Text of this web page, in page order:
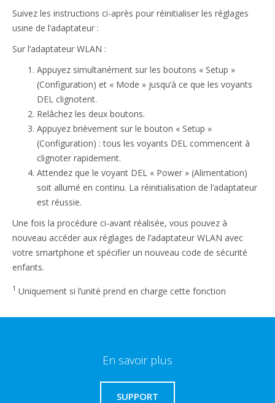
Suivez les instructions ci-après pour réinitialiser les réglages
usine de l’adaptateur :
Sur l’adaptateur WLAN :
Appuyez simultanément sur les boutons « Setup »
(Configuration) et « Mode » jusqu’à ce que les voyants
DEL clignotent.
Relâchez les deux boutons.
Appuyez brièvement sur le bouton « Setup »
(Configuration) : tous les voyants DEL commencent à
clignoter rapidement.
Attendez que le voyant DEL « Power » (Alimentation)
soit allumé en continu. La réinitialisation de l’adaptateur
est réussie.
Une fois la procédure ci-avant réalisée, vous pouvez à
nouveau accéder aux réglages de l’adaptateur WLAN avec
votre smartphone et spécifier un nouveau code de sécurité
enfants.
1 Uniquement si l’unité prend en charge cette fonction
En savoir plus
SUPPORT